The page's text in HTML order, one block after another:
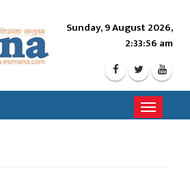
Sunday, 9 August 2026,
2:33:58 am
Toggle